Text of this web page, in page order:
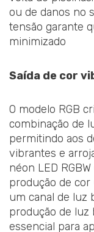
ou de danos no
tensão garante
minimizado
Saída de cor
O modelo RGB
combinação de
permitindo aos
vibrantes e
néon LED
produção de cor
um canal de luz
produção de luz
essencial para